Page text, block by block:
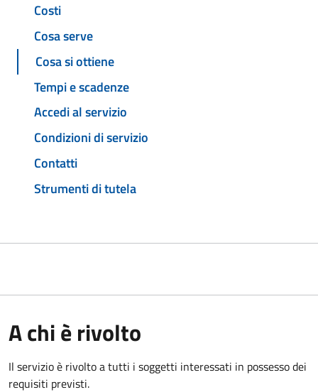
Costi
Cosa serve
Cosa si ottiene
Tempi e scadenze
Accedi al servizio
Condizioni di servizio
Contatti
Strumenti di tutela
A chi è rivolto
Il servizio è rivolto a tutti i soggetti interessati in possesso dei
requisiti previsti.